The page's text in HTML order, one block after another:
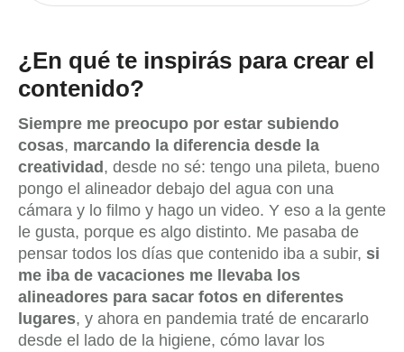
¿En qué te inspirás para crear el
contenido?
Siempre me preocupo por estar subiendo
cosas, marcando la diferencia desde la
creatividad , desde no sé: tengo una pileta, bueno
pongo el alineador debajo del agua con una
cámara y lo filmo y hago un video. Y eso a la gente
le gusta, porque es algo distinto. Me pasaba de
pensar todos los días que contenido iba a subir, si
me iba de vacaciones me llevaba los
alineadores para sacar fotos en diferentes
lugares, y ahora en pandemia traté de encararlo
desde el lado de la higiene, cómo lavar los